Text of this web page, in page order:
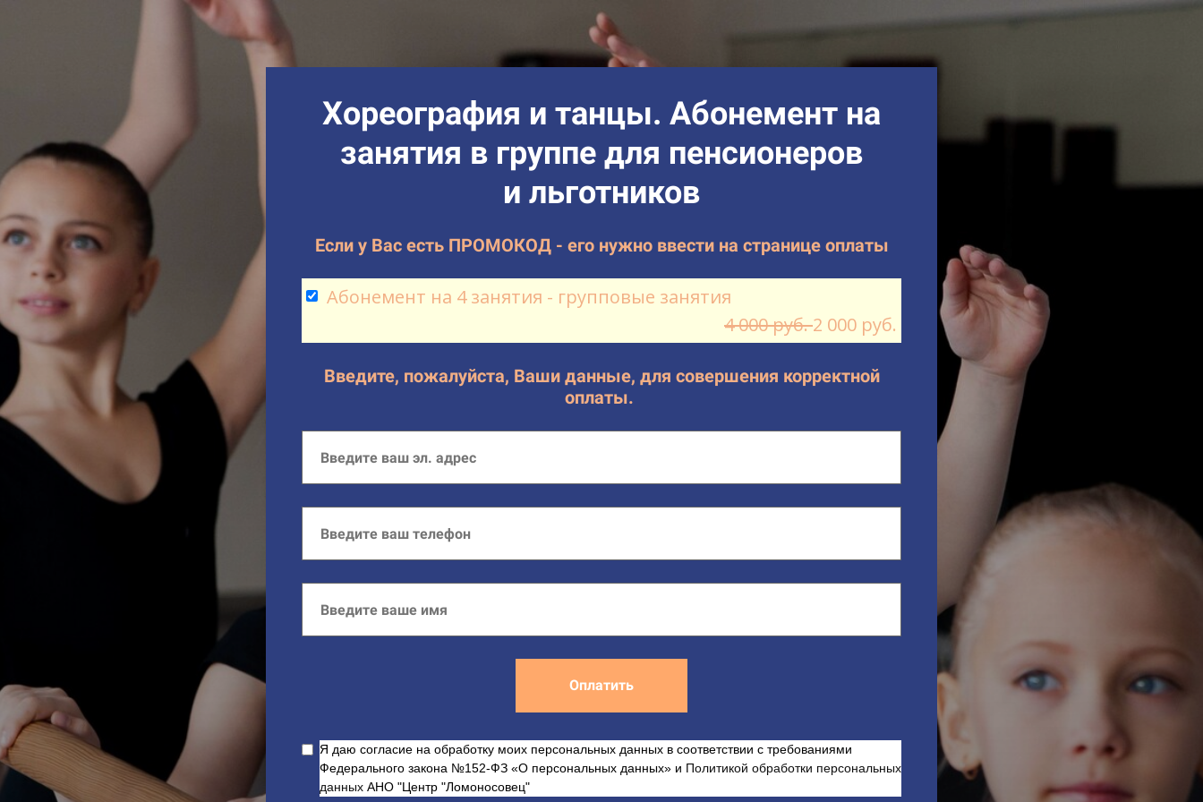
Хореография и танцы. Абонемент на
занятия в группе для пенсионеров
и льготников
Если у Вас есть ПРОМОКОД - его нужно ввести на странице оплаты
Абонемент на 4 занятия - групповые занятия
4 000 руб.2 000 руб.
Введите, пожалуйста, Ваши данные, для совершения корректной
оплаты.
Оплатить
Я даю согласие на обработку моих персональных данных в соответствии с требованиями
Федерального закона №152-ФЗ «О персональных данных» и Политикой обработки персональных
данных АНО "Центр "Ломоносовец"